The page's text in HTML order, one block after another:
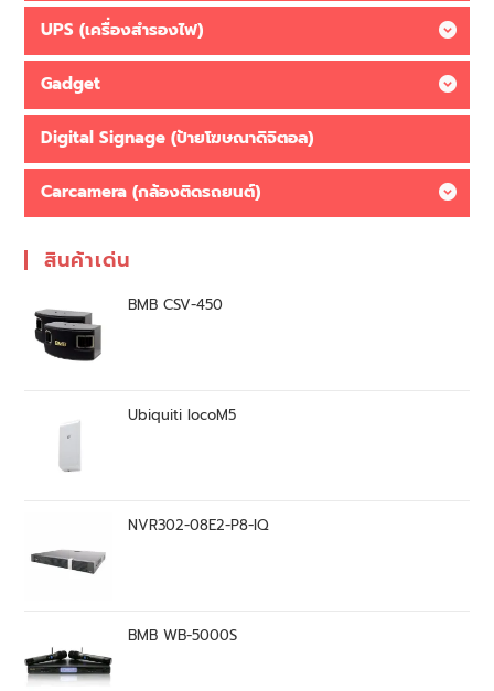
UPS (เครื่องสำรองไฟ)
Gadget
Digital Signage (ป้ายโฆษณาดิจิตอล)
Carcamera (กล้องติดรถยนต์)
สินค้าเด่น
BMB CSV-450
Ubiquiti locoM5
NVR302-08E2-P8-IQ
BMB WB-5000S